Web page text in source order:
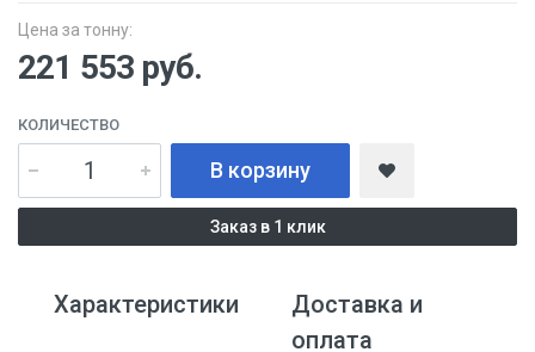
Цена за тонну:
221 553 руб.
КОЛИЧЕСТВО
В корзину
Заказ в 1 клик
Характеристики
Доставка и
оплата